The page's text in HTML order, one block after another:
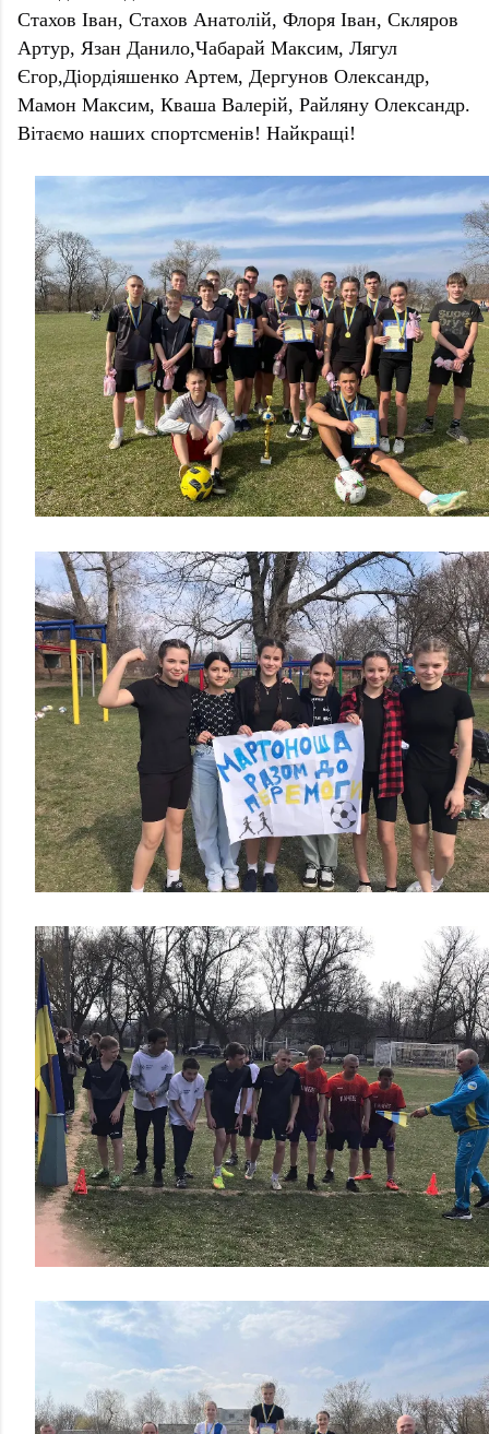
Стахов Іван, Стахов Анатолій, Флоря Іван, Скляров
Артур, Язан Данило,Чабарай Максим, Лягул
Єгор,Діордіяшенко Артем, Дергунов Олександр,
Мамон Максим, Кваша Валерій, Райляну Олександр.
Вітаємо наших спортсменів! Найкращі!